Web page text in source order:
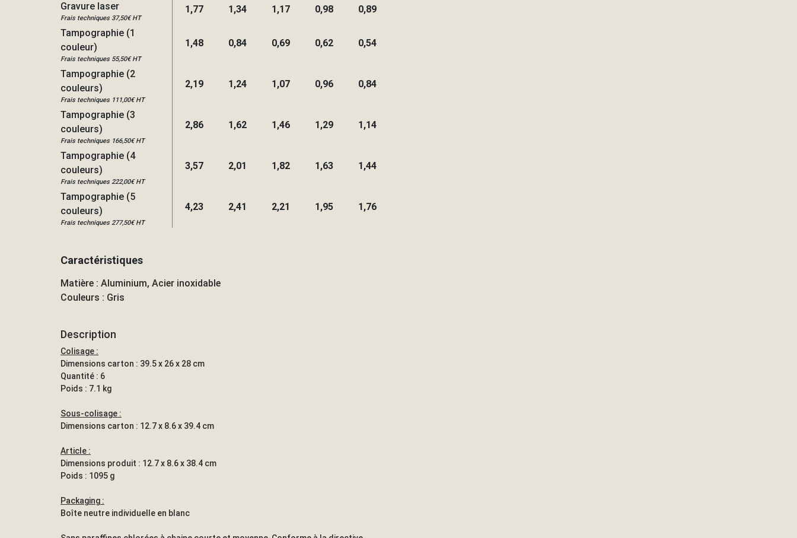
Gravure laser
Frais techniques 37,50€ HT
1,77 1,34 1,17 0,98 0,89
Tampographie (1
couleur)
Frais techniques 55,50€ HT
1,48 0,84 0,69 0,62 0,54
Tampographie (2
couleurs)
Frais techniques 111,00€ HT
2,19 1,24 1,07 0,96 0,84
Tampographie (3
couleurs)
Frais techniques 166,50€ HT
2,86 1,62 1,46 1,29 1,14
Tampographie (4
couleurs)
Frais techniques 222,00€ HT
3,57 2,01 1,82 1,63 1,44
Tampographie (5
couleurs)
Frais techniques 277,50€ HT
4,23 2,41 2,21 1,95 1,76
Caractéristiques
Matière : Aluminium, Acier inoxidable
Couleurs : Gris
Description
Colisage :
Dimensions carton : 39.5 x 26 x 28 cm
Quantité : 6
Poids : 7.1 kg
Sous-colisage :
Dimensions carton : 12.7 x 8.6 x 39.4 cm
Article :
Dimensions produit : 12.7 x 8.6 x 38.4 cm
Poids : 1095 g
Packaging :
Boîte neutre individuelle en blanc